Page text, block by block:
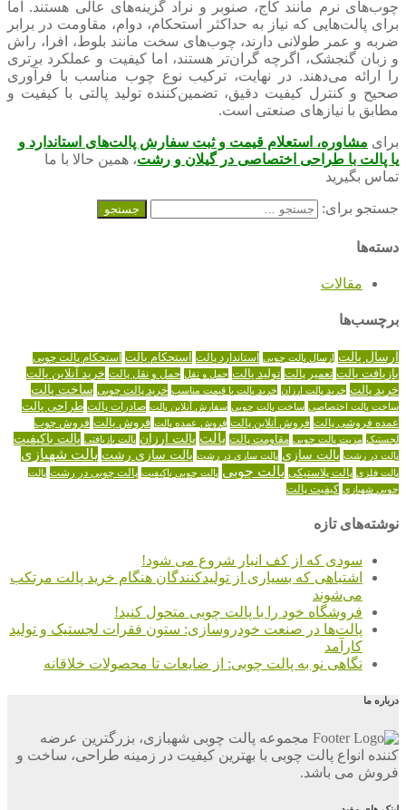
چوب‌های نرم مانند کاج، صنوبر و نراد گزینه‌های عالی هستند. اما
برای پالت‌هایی که نیاز به حداکثر استحکام، دوام، مقاومت در برابر
ضربه و عمر طولانی دارند، چوب‌های سخت مانند بلوط، افرا، راش
و زبان گنجشک، اگرچه گران‌تر هستند، اما کیفیت و عملکرد برتری
را ارائه می‌دهند. در نهایت، ترکیب نوع چوب مناسب با فرآوری
صحیح و کنترل کیفیت دقیق، تضمین‌کننده تولید پالتی با کیفیت و
مطابق با نیازهای صنعتی است.
برای مشاوره، استعلام قیمت و ثبت سفارش پالت‌های استاندارد و
یا پالت با طراحی اختصاصی در گیلان و رشت، همین حالا با ما
تماس بگیرید
جستجو برای:
دسته‌ها
مقالات
برچسب‌ها
ارسال پالت ارسال پالت چوبی استاندارد پالت استحکام پالت استحکام پالت چوبی
بازیافت پالت تعمیر پالت تولید پالت حمل و نقل حمل و نقل پالت خرید آنلاین پالت
خرید پالت خرید پالت ارزان خرید پالت با قیمت مناسب خرید پالت چوبی ساخت پالت
ساخت پالت اختصاصی ساخت پالت چوبی سفارش آنلاین پالت صادرات پالت طراحی پالت
عمده فروشی پالت فروش آنلاین پالت فروش عمده پالت فروش پالت فروش چوب
لجستیک مزیت پالت چوبی مقاومت پالت پالت پالت ارزان پالت بازیافتی پالت باکیفیت
پالت در رشت پالت سازی پالت سازی در رشت پالت سازی رشت پالت شهبازی
پالت فلزی پالت پلاستیکی پالت چوبی پالت چوبی باکیفیت پالت چوبی در رشت پالت
چوبی شهبازی کیفیت پالت
نوشته‌های تازه
سودی که از کف انبار شروع می شود!
اشتباهی که بسیاری از تولیدکنندگان هنگام خرید پالت مرتکب
می‌شوند
فروشگاه خود را با پالت چوبی متحول کنید!
پالت‌ها در صنعت خودروسازی: ستون فقرات لجستیک و تولید
کارآمد
نگاهی نو به پالت چوبی: از ضایعات تا محصولات خلاقانه
درباره ما
مجموعه پالت چوبی شهبازی، بزرگترین عرضه
کننده انواع پالت چوبی با بهترین کیفیت در زمینه طراحی، ساخت و
فروش می باشد.